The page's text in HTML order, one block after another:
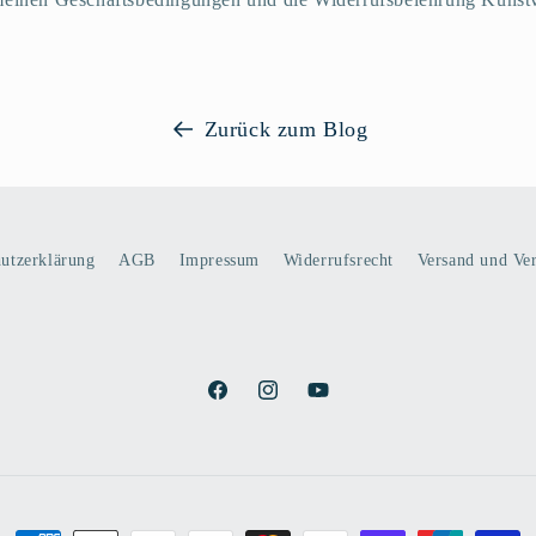
Zurück zum Blog
AGB Impressum Widerrufsrecht Versand und
FacebookInstagramYouTube